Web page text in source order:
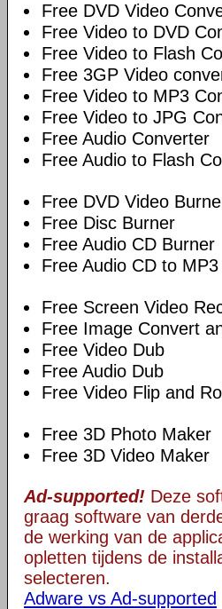
Free DVD Video
Free Video to DVD
Free Video to Flash
Free 3GP Video
Free Video to MP3
Free Video to JPG
Free Audio Converter
Free Audio to Flash
Free DVD Video
Free Disc Burner
Free Audio CD Burner
Free Audio CD to
Free Screen Video
Free Image Convert
Free Video Dub
Free Audio Dub
Free Video Flip and
Free 3D Photo Maker
Free 3D Video Maker
Ad-supported! Deze
graag software van
de werking van de
opletten tijdens de
selecteren.
Adware vs Ad-supported